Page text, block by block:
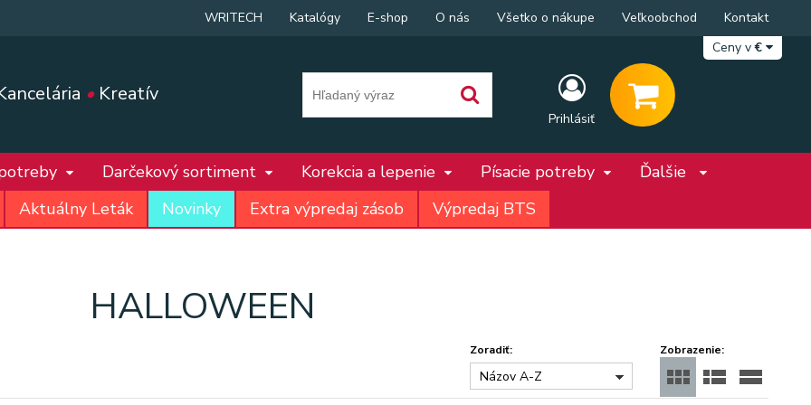
•Kreatív
Prihlásiť
WRITECH Katalógy E-shop O nás Všetko o nákupe Veľkoobchod
Kontakt
Ceny v€
Darčekový sortiment Korekcia a lepenie Písacie potreby
Ďalšie
Aktuálny Leták
Novinky Extra výpredaj zásob Výpredaj BTS
HALLOWEEN
Zobrazenie:
Zoradiť:
Názov A-Z